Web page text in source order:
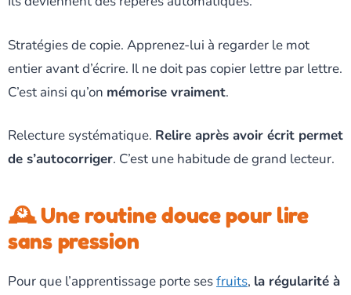
Stratégies de copie. Apprenez-lui à regarder le mot
entier avant d’écrire. Il ne doit pas copier lettre par lettre.
C’est ainsi qu’on mémorise vraiment.
Relecture systématique. Relire après avoir écrit permet
de s’autocorriger. C’est une habitude de grand lecteur.
🕰️ Une routine douce pour lire
sans pression
Pour que l’apprentissage porte sesfruits, la régularité à